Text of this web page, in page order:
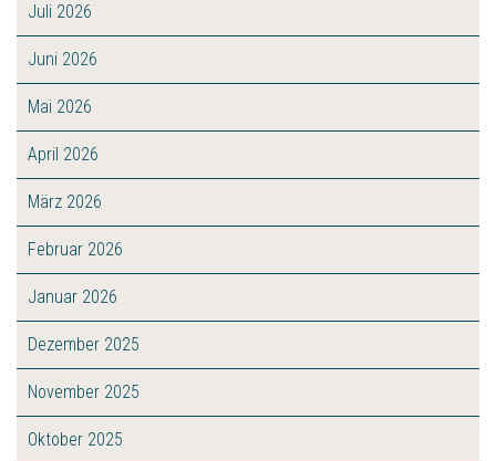
Juli 2026
Juni 2026
Mai 2026
April 2026
März 2026
Februar 2026
Januar 2026
Dezember 2025
November 2025
Oktober 2025